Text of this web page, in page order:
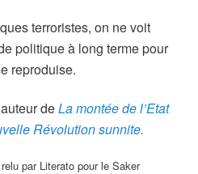
terroristes, on ne voit
politique à long terme pour
reproduise.
deLa montée de l’Etat
Révolution sunnite.
par Literato pour le Saker